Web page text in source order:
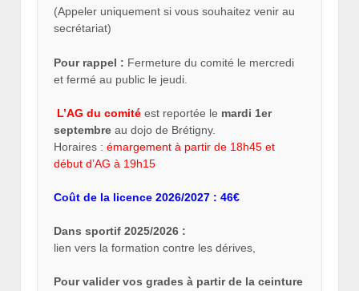
(Appeler uniquement si vous souhaitez venir au
secrétariat)
Pour rappel : Fermeture du comité le mercredi
et fermé au public le jeudi.
L’AG du comité est reportée le mardi 1er
septembre au dojo de Brétigny.
Horaires : émargement à partir de 18h45 et
début d’AG à 19h15
Coût de la licence 2026/2027 : 46€
Dans sportif 2025/2026 :
lien vers la formation contre les dérives,
Pour valider vos grades à partir de la ceinture